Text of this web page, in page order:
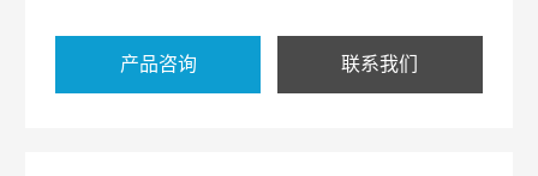
产品咨询 联系我们